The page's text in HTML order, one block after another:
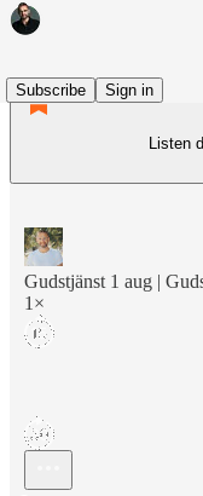
Subscribe
Sign in
Listen
Gudstjänst 1 aug |
1×